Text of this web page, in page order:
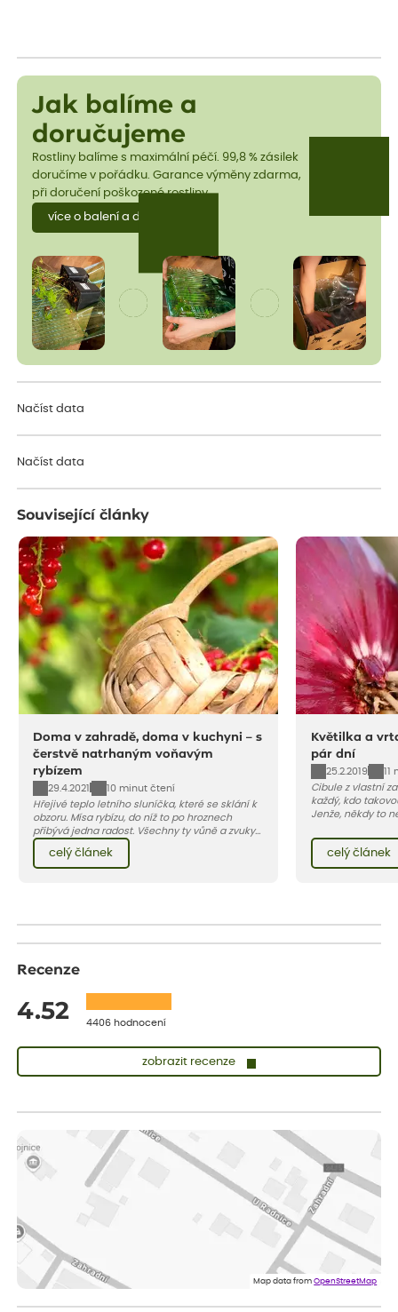
Jak balíme a
doručujeme
Rostliny balíme s maximální péčí. 99,8 % zásilek
doručíme v pořádku. Garance výměny zdarma,
při doručení poškozené rostliny.
více o balení a dopravě
Načíst data
Načíst data
Související články
Doma v zahradě, doma v kuchyni – s
čerstvě natrhaným voňavým
rybízem
29.4.2021
10 minut čtení
Hřejivé teplo letního sluníčka, které se sklání k
obzoru. Mísa rybízu, do níž to po hroznech
přibývá jedna radost. Všechny ty vůně a zvuky
červencové zahrady. Sklizeň rybízu do kuchyně
vnese neuvěřitelný klid a radost. A taky trochu
bezstarostnosti dětství při mlsání babiččina
celý článek
Květilka a
pár dní
25.2.2019
Cibule z vlastní
každý, kdo
Jenže, někdy to
napadají larvy
květilky cibulové
celý článek
Recenze
4.52 4406 hodnocení
zobrazit recenze
Měla jsem pouze 1objednavku a zatím jsem spokojená se
sazenicemi
Miroslava
Rostliny byly v pořádku, dobře zabalené, celková spokojenost.
Doporučuji :). Spokojenost, stromky v pěkném stavu. Jediné, co
my chybělo, bylo komunikování nedostupného zboží před
Map data fromOpenStreetMap